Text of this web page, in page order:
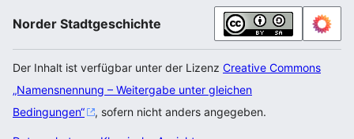
Norder Stadtgeschichte
Der Inhalt ist verfügbar unter der Lizenz Creative Commons
„Namensnennung – Weitergabe unter gleichen
Bedingungen“
, sofern nicht anders angegeben.